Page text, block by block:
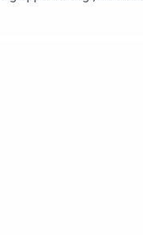
American Football
Tristan Seith und